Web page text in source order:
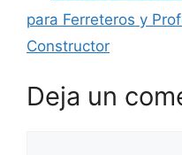
para Ferreteros y
Constructor
Deja un